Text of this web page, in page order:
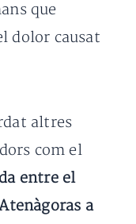
que
dolor causat
altres
com el
entre el
a